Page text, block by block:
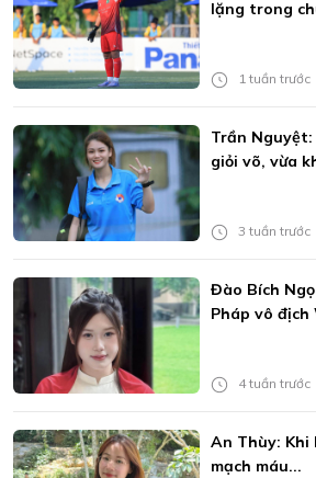
lặng trong
1 tuần trước
Trần
giỏi võ, vừa
3 tuần trước
Đào Bích
Pháp vô địch
4 tuần trước
An Thùy: Khi
mạch máu...